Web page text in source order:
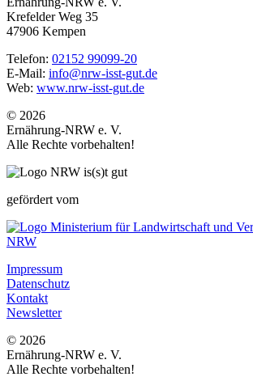
Krefelder Weg 35
47906 Kempen
Telefon: 02152 99099-20
E-Mail: info@nrw-isst-gut.de
Web: www.nrw-isst-gut.de
© 2026
Ernährung-NRW e. V.
Alle Rechte vorbehalten!
gefördert vom
Impressum
Datenschutz
Kontakt
Newsletter
© 2026
Ernährung-NRW e. V.
Alle Rechte vorbehalten!